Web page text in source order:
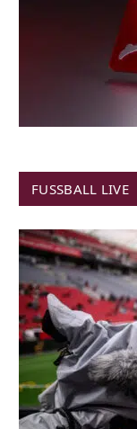
FUSSBALL LIVE